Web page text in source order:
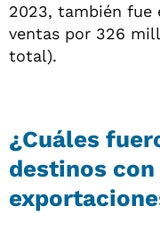
2023, también fue
ventas por 326
total).
¿Cuáles
destinos con